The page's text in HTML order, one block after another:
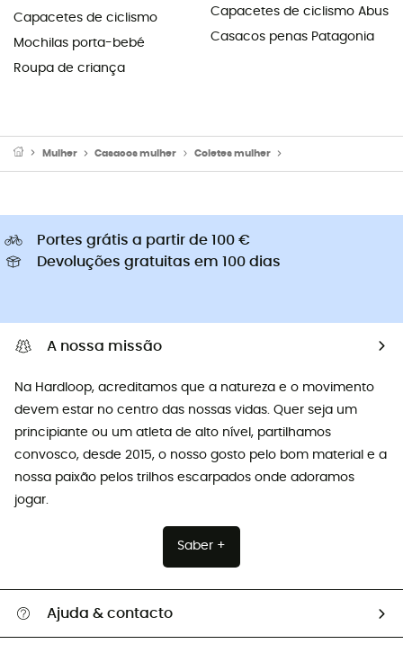
Capacetes de ciclismo
Mochilas porta-bebé
Roupa de criança
Capacetes de ciclismo Abus
Casacos penas Patagonia
Mulher Casacos mulher Coletes mulher
Portes grátis a partir de 100 €
Devoluções gratuitas em 100 dias
A nossa missão
Na Hardloop, acreditamos que a natureza e o movimento
devem estar no centro das nossas vidas. Quer seja um
principiante ou um atleta de alto nível, partilhamos
convosco, desde 2015, o nosso gosto pelo bom material e a
nossa paixão pelos trilhos escarpados onde adoramos
jogar.
Saber +
Ajuda & contacto